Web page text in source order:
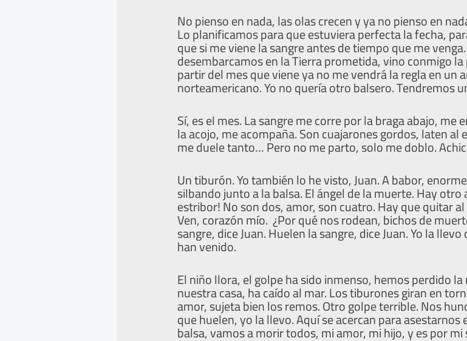
No pienso en nada, las olas crecen y ya no pienso en
Lo planificamos para que estuviera perfecta la fecha,
que si me viene la sangre antes de tiempo que me
desembarcamos en la Tierra prometida, vino conmigo la
partir del mes que viene ya no me vendrá la regla en un
norteamericano. Yo no quería otro balsero. Tendremos
Sí, es el mes. La sangre me corre por la braga abajo,
la acojo, me acompaña. Son cuajarones gordos, laten al
me duele tanto… Pero no me parto, solo me doblo.
Un tiburón. Yo también lo he visto, Juan. A babor,
silbando junto a la balsa. El ángel de la muerte. Hay otro
estribor! No son dos, amor, son cuatro. Hay que quitar
Ven, corazón mío. ¿Por qué nos rodean, bichos de
sangre, dice Juan. Huelen la sangre, dice Juan. Yo la
han venido.
El niño llora, el golpe ha sido inmenso, hemos perdido
nuestra casa, ha caído al mar. Los tiburones giran en
amor, sujeta bien los remos. Otro golpe terrible. Nos
que huelen, yo la llevo. Aquí se acercan para
balsa, vamos a morir todos, mi amor, mi hijo, y es por